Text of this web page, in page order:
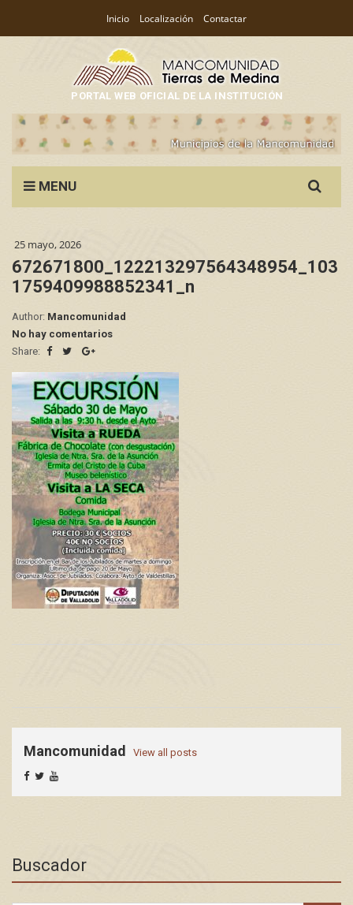
Inicio Localización Contactar
PORTAL WEB OFICIAL DE LA INSTITUCIÓN
MENU
for:
25 mayo, 2026
672671800_122213297564348954_103
1759409988852341_n
Author: Mancomunidad
No hay comentarios
Share:
Mancomunidad View all posts
Buscador